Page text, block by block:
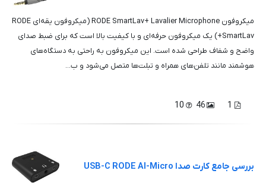
میکروفون RODE SmartLav+ Lavalier Microphone (میکروفون یقه‌ای RODE
SmartLav+) یک میکروفون حرفه‌ای و با کیفیت بالا است که برای ضبط صدای
واضح و شفاف طراحی شده است. این میکروفون به راحتی به دستگاه‌های
هوشمند مانند تلفن‌های همراه و تبلت‌ها متصل می‌شود و ب...
1
46
10
بررسی جامع کارت صدا USB-C RODE AI-Micro